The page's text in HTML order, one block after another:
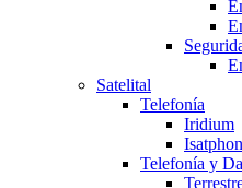
Satelital
Telefonía
Iridium
Telefonía y